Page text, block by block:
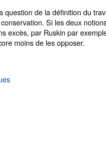
de la définition du
Si les deux
excès, par Ruskin par
moins de les opposer.